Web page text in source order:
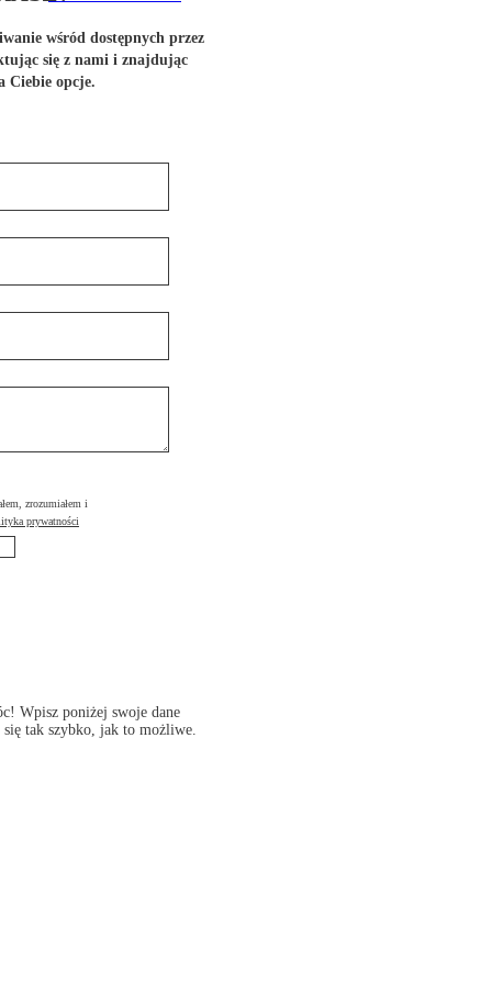
wśród dostępnych przez
się z nami i znajdując
Ciebie opcje.
zrozumiałem i
prywatności
Wpisz poniżej swoje dane
tak szybko, jak to możliwe.